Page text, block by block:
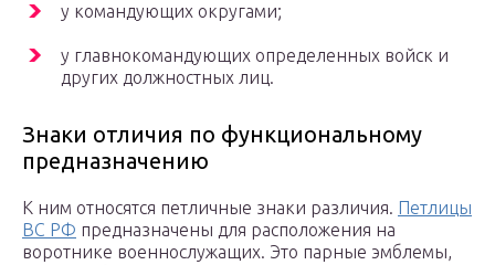
у командующих округами;
у главнокомандующих определенных войск и
других должностных лиц.
Знаки отличия по функциональному
предназначению
К ним относятся петличные знаки различия. Петлицы
ВС РФ предназначены для расположения на
воротнике военнослужащих. Это парные эмблемы,